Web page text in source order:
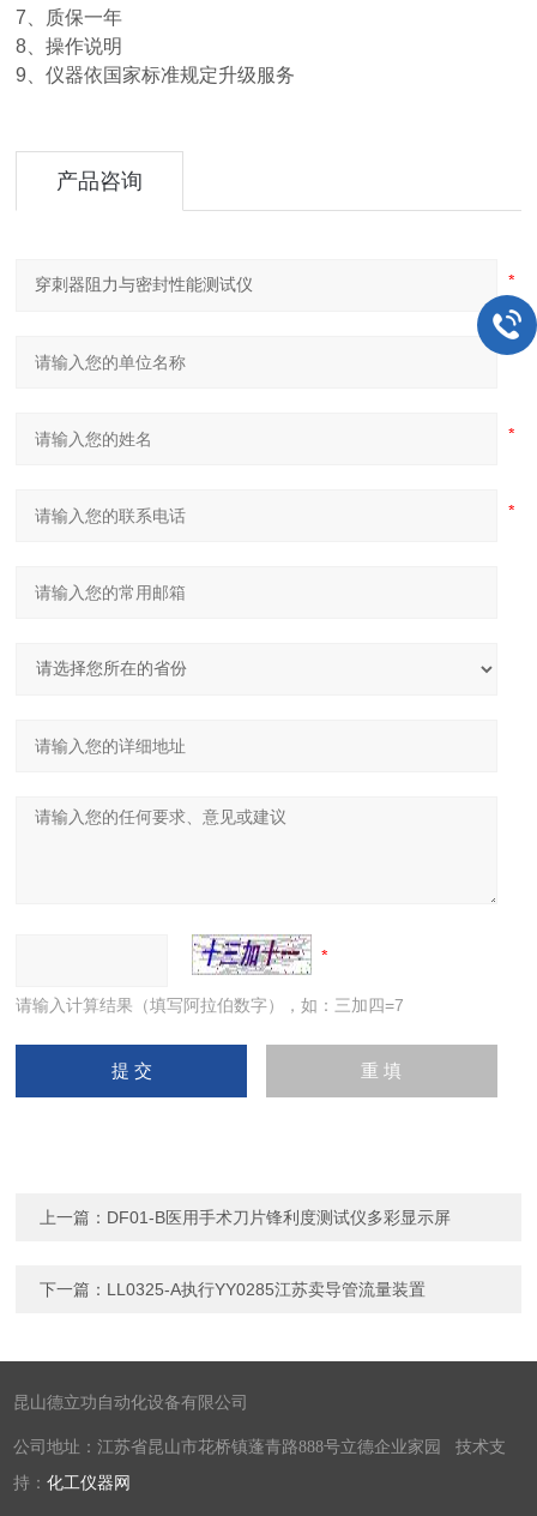
7、质保一年
8、操作说明
9、仪器依国家标准规定升级服务
产品咨询
请输入计算结果（填写阿拉伯数字），如：三加四=7
上一篇： DF01-B医用手术刀片锋利度测试仪多彩显示屏
下一篇： LL0325-A执行YY0285江苏卖导管流量装置
昆山德立功自动化设备有限公司
公司地址：江苏省昆山市花桥镇蓬青路888号立德企业家园 技术支
持：化工仪器网